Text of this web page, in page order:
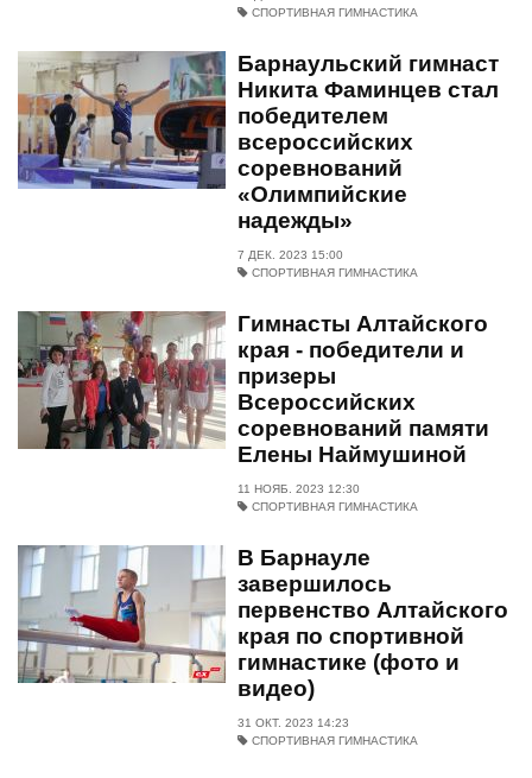
СПОРТИВНАЯ ГИМНАСТИКА
Барнаульский гимнаст
Никита Фаминцев стал
победителем
всероссийских
соревнований
«Олимпийские
надежды»
7 ДЕК. 2023 15:00
СПОРТИВНАЯ ГИМНАСТИКА
Гимнасты Алтайского
края - победители и
призеры
Всероссийских
соревнований памяти
Елены Наймушиной
11 НОЯБ. 2023 12:30
СПОРТИВНАЯ ГИМНАСТИКА
В Барнауле
завершилось
первенство Алтайского
края по спортивной
гимнастике (фото и
видео)
31 ОКТ. 2023 14:23
СПОРТИВНАЯ ГИМНАСТИКА